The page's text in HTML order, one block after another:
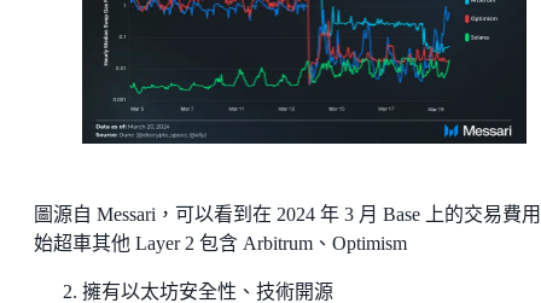
圖源自 Messari，可以看到在 2024 年 3 月 Base 上的交易費
始超車其他 Layer 2 包含 Arbitrum、Optimism
擁有以太坊安全性、技術開源